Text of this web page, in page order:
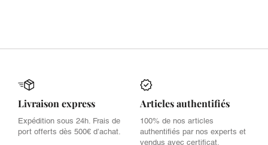
Livraison express
Expédition sous 24h. Frais de
port offerts dès 500€ d’achat.
Articles authentifiés
100% de nos articles
authentifiés par nos experts et
vendus avec certificat.